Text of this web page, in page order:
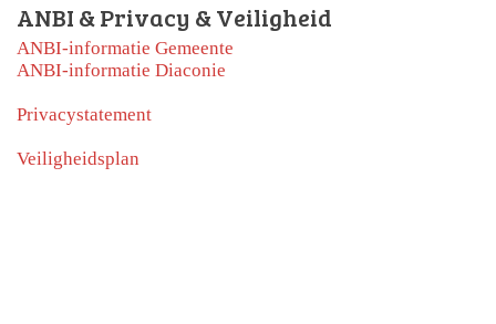
ANBI & Privacy & Veiligheid
ANBI-informatie Gemeente
ANBI-informatie Diaconie
Privacystatement
Veiligheidsplan